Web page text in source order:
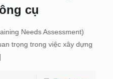
cụ
Needs Assessment)
trọng trong việc xây dựng